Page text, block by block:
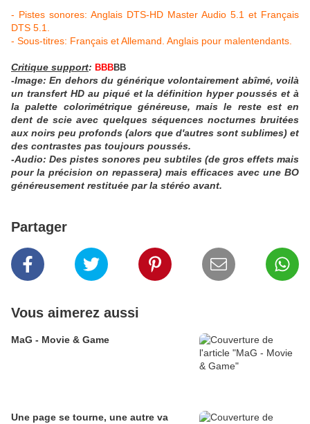
- Pistes sonores: Anglais DTS-HD Master Audio 5.1 et Français
DTS 5.1.
- Sous-titres: Français et Allemand. Anglais pour malentendants.
Critique support: BBBBB
-Image: En dehors du générique volontairement abîmé, voilà
un transfert HD au piqué et la définition hyper poussés et à
la palette colorimétrique généreuse, mais le reste est en
dent de scie avec quelques séquences nocturnes bruitées
aux noirs peu profonds (alors que d'autres sont sublimes) et
des contrastes pas toujours poussés.
-Audio: Des pistes sonores peu subtiles (de gros effets mais
pour la précision on repassera) mais efficaces avec une BO
généreusement restituée par la stéréo avant.
Partager
Vous aimerez aussi
MaG - Movie & Game
Une page se tourne, une autre va